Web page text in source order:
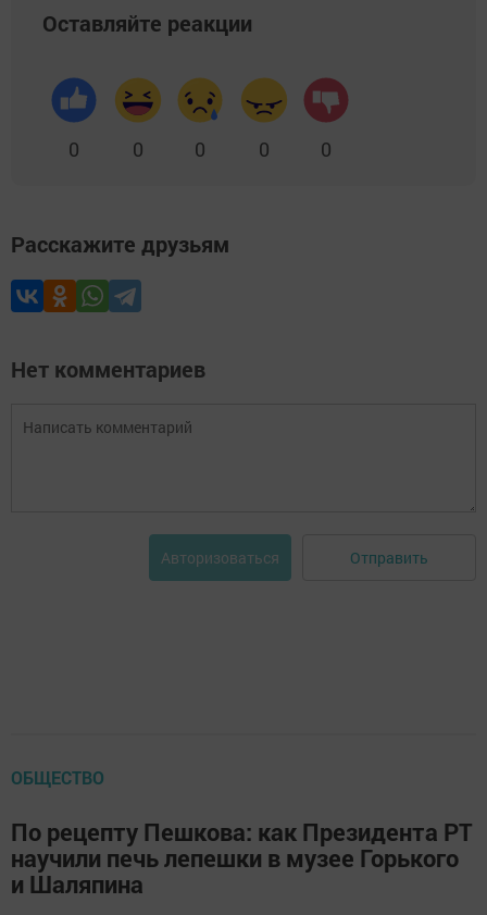
Оставляйте реакции
0 0 0 0 0
Расскажите друзьям
Нет комментариев
Авторизоваться Отправить
ОБЩЕСТВО
По рецепту Пешкова: как Президента РТ
научили печь лепешки в музее Горького
и Шаляпина